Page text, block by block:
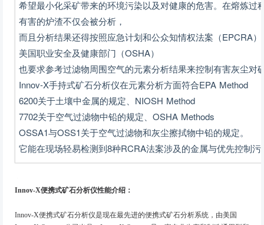
希望最小化采矿带来的环境污染以及对健康的危害。在熔炼过
有害的炉渣不仅会被分析，
而且分析结果还得按照应急计划和公众知情权法案（EPCRA
美国职业安全及健康部门（OSHA）
也要求参考过滤物周围空气的元素分析结果来控制有害灰尘对
Innov-X手持式矿石分析仪在元素分析方面符合EPA Method
6200关于土壤中金属的规定、NIOSH Method
7702关于空气过滤物中铅的规定、OSHA Methods
OSSA1与OSS1关于空气过滤物和灰尘擦拭物中铅的规定。
它能在现场轻易检测到8种RCRA法案涉及的金属与优先控制
Innov-X便携式矿石分析仪性能介绍：
Innov-X便携式矿石分析仪是现在最先进的便携式矿石分析系统，由美国